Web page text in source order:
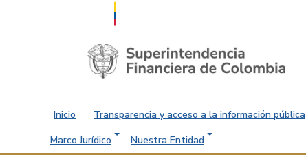
Saltar al contenido principal
Inicio Transparencia y acceso a la información pública
Marco Jurídico
Nuestra Entidad